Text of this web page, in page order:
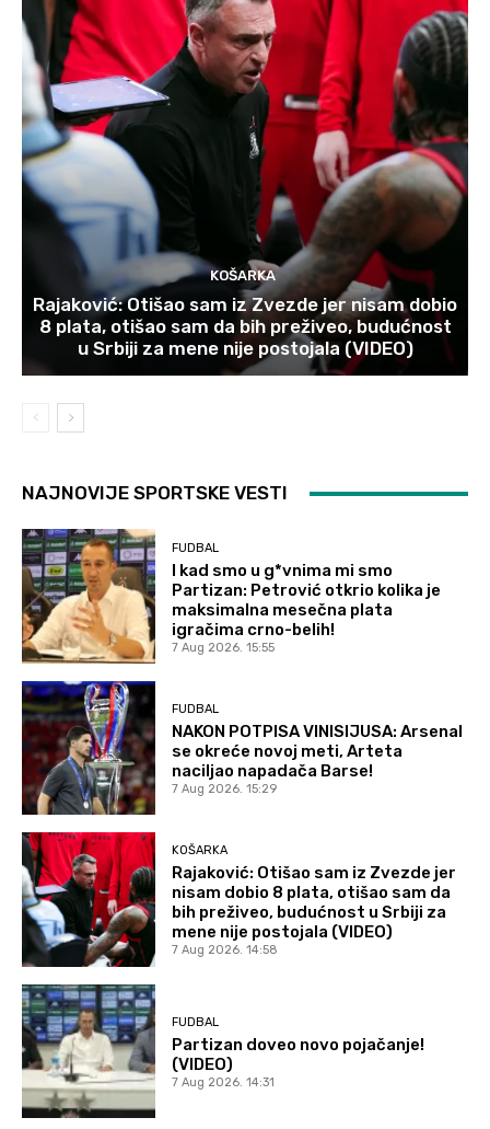
KOŠARKA
Rajaković: Otišao sam iz Zvezde jer nisam dobio
8 plata, otišao sam da bih preživeo, budućnost
u Srbiji za mene nije postojala (VIDEO)
NAJNOVIJE SPORTSKE VESTI
FUDBAL
I kad smo u g*vnima mi smo
Partizan: Petrović otkrio kolika je
maksimalna mesečna plata
igračima crno-belih!
7 Aug 2026. 15:55
FUDBAL
NAKON POTPISA VINISIJUSA: Arsenal
se okreće novoj meti, Arteta
naciljao napadača Barse!
7 Aug 2026. 15:29
KOŠARKA
Rajaković: Otišao sam iz Zvezde jer
nisam dobio 8 plata, otišao sam da
bih preživeo, budućnost u Srbiji za
mene nije postojala (VIDEO)
7 Aug 2026. 14:58
FUDBAL
Partizan doveo novo pojačanje!
(VIDEO)
7 Aug 2026. 14:31